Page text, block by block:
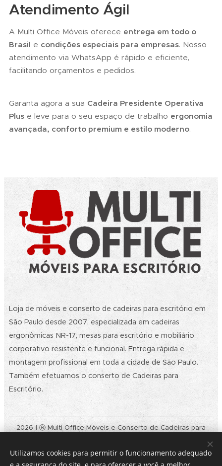
Atendimento Ágil
A Multi Office Móveis oferece entrega em todo o
Brasil e condições especiais para empresas. Nosso
atendimento via WhatsApp é rápido e eficiente,
facilitando orçamentos e pedidos.
Garanta agora a sua Cadeira Presidente Operativa
Plus e leve para o seu espaço de trabalho ergonomia
avançada, conforto premium e estilo moderno.
Loja de móveis e conserto de cadeiras para escritório em
São Paulo desde 2007, especializada em cadeiras
ergonômicas NR-17, mesas para escritório e mobiliário
corporativo resistente e funcional. Entrega rápida e
montagem profissional em toda a cidade de São Paulo.
Também efetuamos o conserto de Cadeiras para
Escritório.
2026 | Ⓡ Multi Office Móveis e Conserto de Cadeiras para
Rodovia Raposo Tavares, 4.149 - Loja 01 - Butantã - CEP:
Utilizamos cookies para permitir o funcionamento adequado